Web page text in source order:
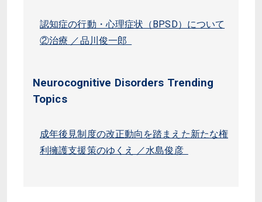
認知症の行動・心理症状（BPSD）について
②治療 ／品川俊一郎
Neurocognitive Disorders Trending
Topics
成年後見制度の改正動向を踏まえた新たな権
利擁護支援策のゆくえ ／水島俊彦